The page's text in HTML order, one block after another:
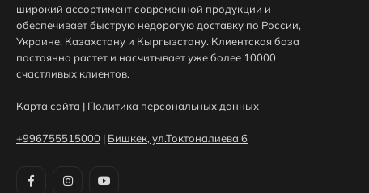
широкий ассортимент современной продукции и
обеспечивает быструю недорогую доставку по России,
Украине, Казахстану и Кыргызстану. Клиентская база
постоянно растет и насчитывает уже более 10000
счастливых клиентов.
Карта сайта | Политика персональных данных
+996755515000 | Бишкек, ул.Токтоналиева 6